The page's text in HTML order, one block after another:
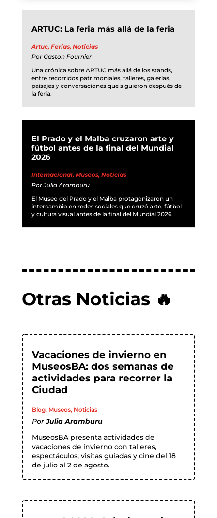
ARTUC: La feria más allá de la feria
Artuc, Ferias, Noticias
Por Gaston Fournier
Una crónica sobre ARTUC más allá de los stands,
entre recorridos patrimoniales, talleres, galerías,
paisajes y conversaciones que siguieron después de
la feria.
El Prado y el Malba cruzaron arte y
fútbol antes de la final del Mundial
2026
Internacional, Museos, Noticias
PorJulia Aramburu
El Museo del Prado y el Malba protagonizaron un
intercambio en redes sociales que cruzó arte, fútbol
y cultura visual antes de la final del Mundial 2026.
Otras Noticias 🔥
Vacaciones de invierno en
MuseosBA: dos semanas de
actividades para recorrer la
Ciudad
Blog, Museos, Noticias
PorJulia Aramburu
MuseosBA presenta actividades de
vacaciones de invierno con talleres,
espectáculos, visitas guiadas y cine del 18
de julio al 2 de agosto.